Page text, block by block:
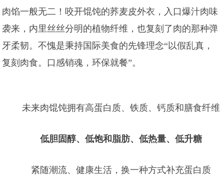
肉馅一般无二！咬开馄饨的荞麦皮外衣，入口爆汁肉味
袭来，内里丝丝分明的植物纤维，也复刻了肉的那种弹
牙柔韧。不愧是秉持国际美食的先锋理念“以假乱真，
复刻肉食。口感销魂，环保就餐”。
未来肉馄饨拥有高蛋白质、铁质、钙质和膳食纤维
低胆固醇、低饱和脂肪、低热量、低升糖
紧随潮流、健康生活，换一种方式补充蛋白质